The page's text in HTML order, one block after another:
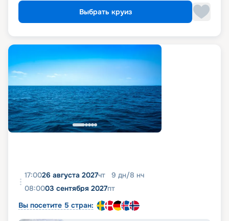
Выбрать круиз
17:0026 августа 2027чт 9 дн/8 нч
08:0003 сентября 2027пт
Вы посетите 5 стран: